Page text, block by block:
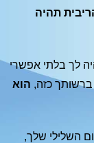
תהיה
לך בלתי אפשרי
כזה, הוא
השלילי שלך,